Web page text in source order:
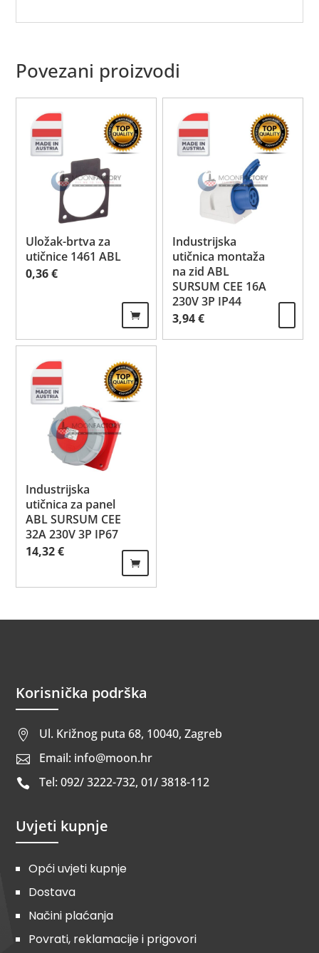
Povezani proizvodi
Uložak-brtva za
utičnice 1461 ABL
0,36€
Industrijska
utičnica montaža
na zid ABL
SURSUM CEE 16A
230V 3P IP44
3,94€
Industrijska
utičnica za panel
ABL SURSUM CEE
32A 230V 3P IP67
14,32€
Korisnička podrška
 Ul. Križnog puta 68, 10040, Zagreb
 Email: info@moon.hr
 Tel: 092/ 3222-732, 01/ 3818-112
Uvjeti kupnje
Opći uvjeti kupnje
Dostava
Načini plaćanja
Povrati, reklamacije i prigovori